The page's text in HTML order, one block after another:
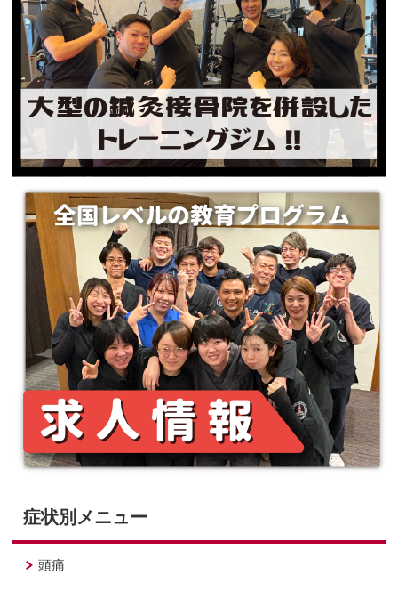
症状別メニュー
頭痛